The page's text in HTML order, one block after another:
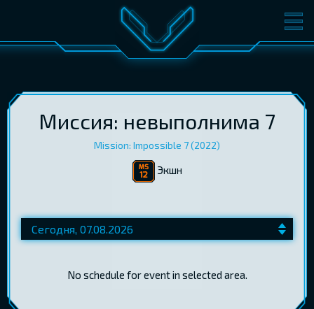
ФИЛЬМЫ БИЛЕТЫ
КОНФЕРЕНЦИИ
ПОДАРОЧНЫЕ КАРТЫ
EST RUS ENG ВОЙТИ
Миссия: невыполнима 7
Mission: Impossible 7 (2022)
Экшн
No schedule for event in selected area.